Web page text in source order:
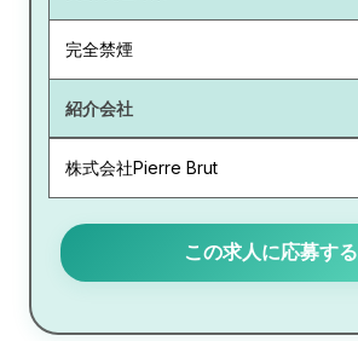
完全禁煙
紹介会社
株式会社Pierre Brut
この求人に応募する